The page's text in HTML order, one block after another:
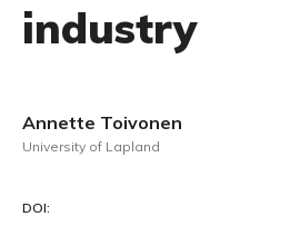
industry
Annette Toivonen
University of Lapland
DOI: